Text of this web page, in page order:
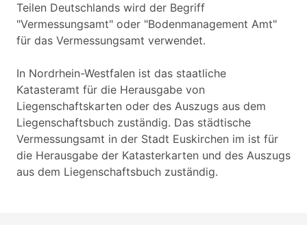
Teilen Deutschlands wird der Begriff
"Vermessungsamt" oder "Bodenmanagement Amt"
für das Vermessungsamt verwendet.
In Nordrhein-Westfalen ist das staatliche
Katasteramt für die Herausgabe von
Liegenschaftskarten oder des Auszugs aus dem
Liegenschaftsbuch zuständig. Das städtische
Vermessungsamt in der Stadt Euskirchen im ist für
die Herausgabe der Katasterkarten und des Auszugs
aus dem Liegenschaftsbuch zuständig.